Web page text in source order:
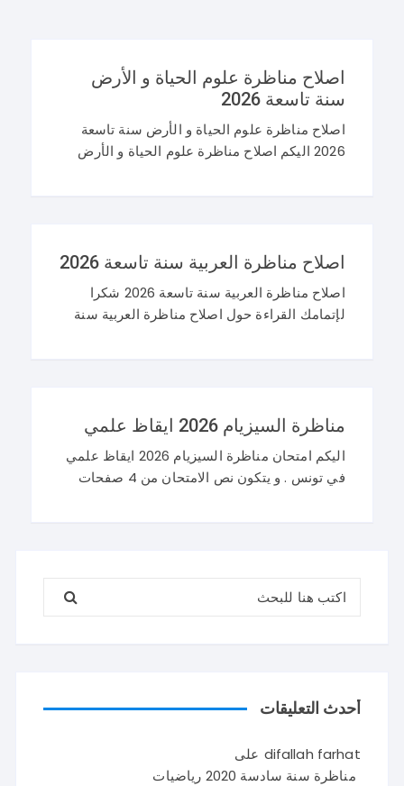
اصلاح مناظرة علوم الحياة و الأرض
سنة تاسعة 2026
اصلاح مناظرة علوم الحياة و الأرض سنة تاسعة
2026 اليكم اصلاح مناظرة علوم الحياة و الأرض
اصلاح مناظرة العربية سنة تاسعة 2026
اصلاح مناظرة العربية سنة تاسعة 2026 شكرا
لإتمامك القراءة حول اصلاح مناظرة العربية سنة
مناظرة السيزيام 2026 ايقاظ علمي
اليكم امتحان مناظرة السيزيام 2026 ايقاظ علمي
في تونس . و يتكون نص الامتحان من 4 صفحات
البحث عن:
أحدث التعليقات
difallah farhat على
مناظرة سنة سادسة 2020 رياضيات